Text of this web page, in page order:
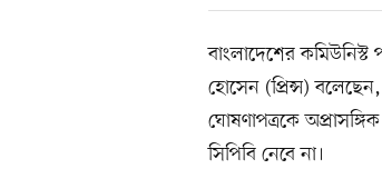
বাংলাদেশের কমিউনিস্ট
হোসেন (প্রিন্স)
ঘোষণাপত্রকে
সিপিবি নেবে না।